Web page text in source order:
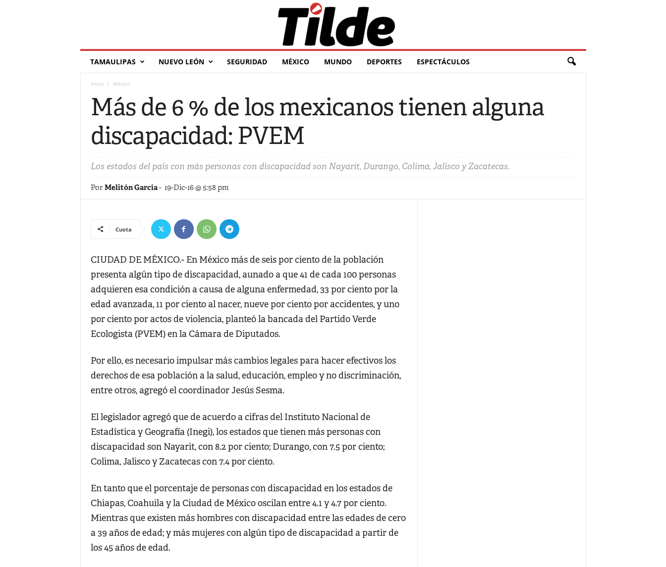
T
l
TAMAULIPAS NUEVO LEÓN SEGURIDAD MÉXICO MUNDO DEPORTES ESPECTÁCULOS
Inicio México
Más de 6 % de los mexicanos tienen alguna
discapacidad: PVEM
Los estados del país con más personas con discapacidad son Nayarit, Durango, Colima, Jalisco y Zacatecas.
PorMelitón García- 19-Dic-16 @ 5:58 pm
Cuota
CIUDAD DE MÉXICO.- En México más de seis por ciento de la población
presenta algún tipo de discapacidad, aunado a que 41 de cada 100 personas
adquieren esa condición a causa de alguna enfermedad, 33 por ciento por la
edad avanzada, 11 por ciento al nacer, nueve por ciento por accidentes, y uno
por ciento por actos de violencia, planteó la bancada del Partido Verde
Ecologista (PVEM) en la Cámara de Diputados.
Por ello, es necesario impulsar más cambios legales para hacer efectivos los
derechos de esa población a la salud, educación, empleo y no discriminación,
entre otros, agregó el coordinador Jesús Sesma.
El legislador agregó que de acuerdo a cifras del Instituto Nacional de
Estadística y Geografía (Inegi), los estados que tienen más personas con
discapacidad son Nayarit, con 8.2 por ciento; Durango, con 7.5 por ciento;
Colima, Jalisco y Zacatecas con 7.4 por ciento.
En tanto que el porcentaje de personas con discapacidad en los estados de
Chiapas, Coahuila y la Ciudad de México oscilan entre 4.1 y 4.7 por ciento.
Mientras que existen más hombres con discapacidad entre las edades de cero
a 39 años de edad; y más mujeres con algún tipo de discapacidad a partir de
los 45 años de edad.